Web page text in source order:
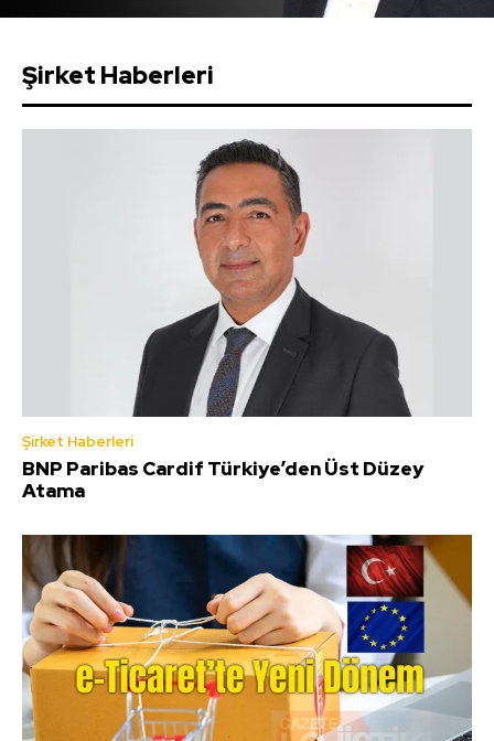
Şirket Haberleri
Şirket Haberleri
BNP Paribas Cardif Türkiye’den Üst Düzey
Atama